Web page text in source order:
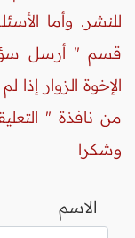
للنشر. وأما
قسم " أرسل
الإخوة الزوار
من نافذة "
وشكرا
الاسم